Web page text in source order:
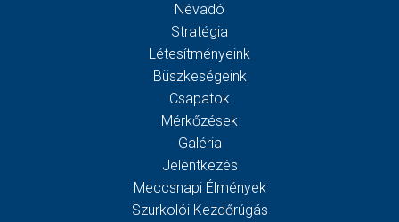
Névadó
Stratégia
Létesítményeink
Büszkeségeink
Csapatok
Mérkőzések
Galéria
Jelentkezés
Meccsnapi Élmények
Szurkolói Kezdőrúgás